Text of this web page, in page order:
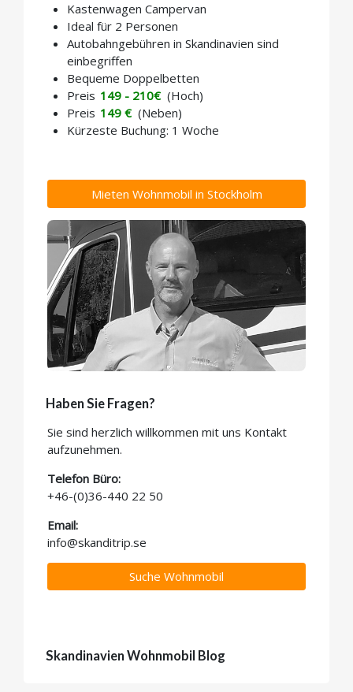
Kastenwagen Campervan
Ideal für 2 Personen
Autobahngebühren in Skandinavien sind
einbegriffen
Bequeme Doppelbetten
Preis 149 - 210€ (Hoch)
Preis 149 € (Neben)
Kürzeste Buchung: 1 Woche
Mieten Wohnmobil in Stockholm
Haben Sie Fragen?
Sie sind herzlich willkommen mit uns Kontakt
aufzunehmen.
Telefon Büro:
+46-(0)36-440 22 50
Email:
info@skanditrip.se
Suche Wohnmobil
Skandinavien Wohnmobil Blog